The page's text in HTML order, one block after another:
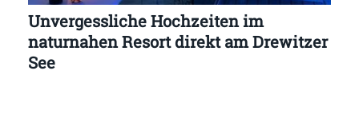
Unvergessliche Hochzeiten im
naturnahen Resort direkt am Drewitzer
See